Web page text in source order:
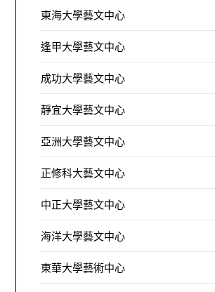
東海大學藝文中心
逢甲大學藝文中心
成功大學藝文中心
靜宜大學藝文中心
亞洲大學藝文中心
正修科大藝文中心
中正大學藝文中心
海洋大學藝文中心
東華大學藝術中心